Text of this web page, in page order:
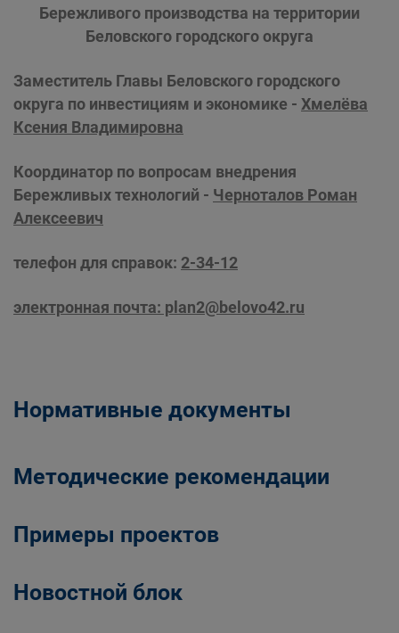
Бережливого производства на территории
Беловского городского округа
Заместитель Главы Беловского городского
округа по инвестициям и экономике - Хмелёва
Ксения Владимировна
Координатор по вопросам внедрения
Бережливых технологий - Черноталов Роман
Алексеевич
телефон для справок: 2-34-12
электронная почта: plan2@belovo42.ru
Нормативные документы
Методические рекомендации
Примеры проектов
Новостной блок